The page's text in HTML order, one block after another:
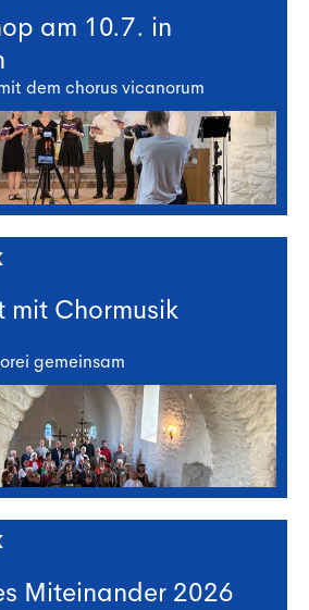
am 10.7. in
dem chorus vicanorum
mit Chormusik
gemeinsam
Miteinander 2026